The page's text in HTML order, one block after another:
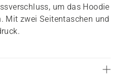
um das Hoodie
Mit zwei Seitentaschen und